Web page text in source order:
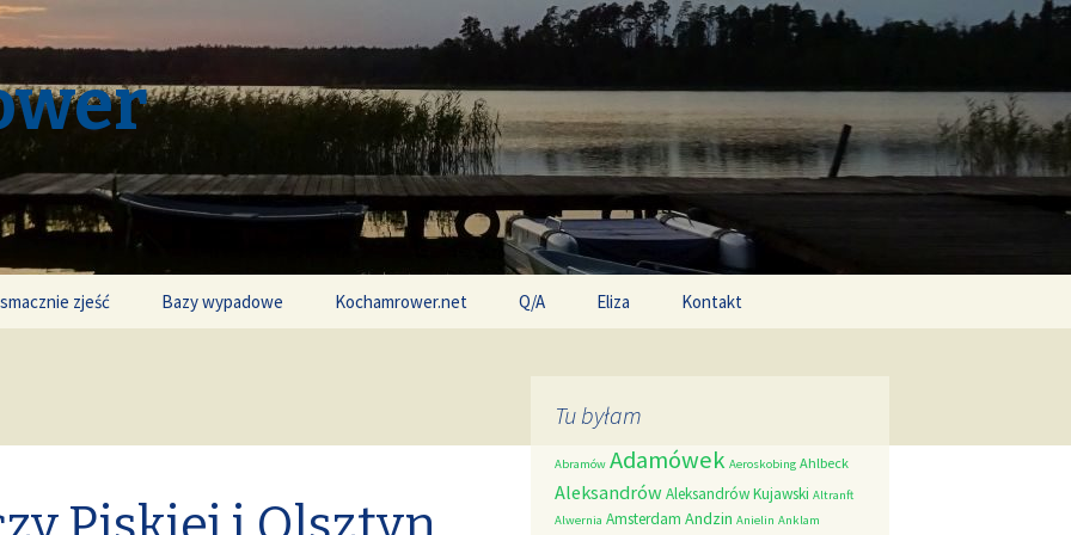
zjeść Bazy wypadowe Kochamrower.net Q/A Eliza Kontakt
Tu byłam
Abramów Adamówek Aeroskobing Ahlbeck
AleksandrówAleksandrów Kujawski Altranft
Alwernia Amsterdam Andzin Anielin Anklam